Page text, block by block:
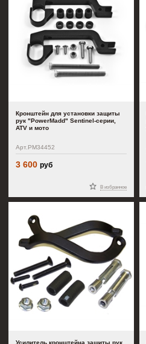
Кронштейн для установки защиты
рук "PowerMadd" Sentinel-серии,
ATV и мото
Арт.PM34452
3 600руб
В избранное
Усилитель кронштейна защиты рук